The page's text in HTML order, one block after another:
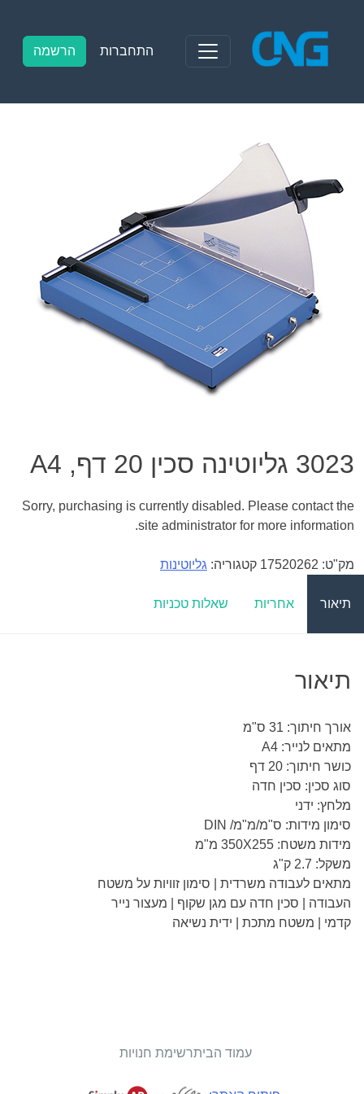
content
התחברות הרשמה
3023 גליוטינה סכין 20 דף, A4
Sorry, purchasing is currently disabled. Please contact the
site administrator for more information.
מק"ט: 17520262 קטגוריה: גליוטינות
תיאור אחריות שאלות טכניות
תיאור
אורך חיתוך: 31 ס"מ
מתאים לנייר: A4
כושר חיתוך: 20 דף
סוג סכין: סכין חדה
מלחץ: ידני
סימון מידות: ס"מ/מ"מ/ DIN
מידות משטח: 350X255 מ"מ
משקל: 2.7 ק"ג
מתאים לעבודה משרדית | סימון זוויות על משטח
העבודה | סכין חדה עם מגן שקוף | מעצור נייר
קדמי | משטח מתכת | ידית נשיאה
עמוד הביתרשימת חנויות